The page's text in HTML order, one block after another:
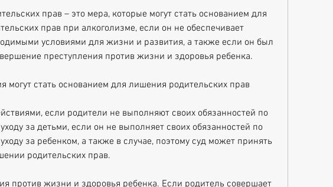
прав – это мера, которые могут стать основанием для
прав при алкоголизме, если он не обеспечивает
условиями для жизни и развития, а также если он был
преступления против жизни и здоровья ребенка.
могут стать основанием для лишения родительских прав
если родители не выполняют своих обязанностей по
за детьми, если он не выполняет своих обязанностей по
за ребенком, а также в случае, поэтому суд может принять
родительских прав.
против жизни и здоровья ребенка. Если родитель совершает